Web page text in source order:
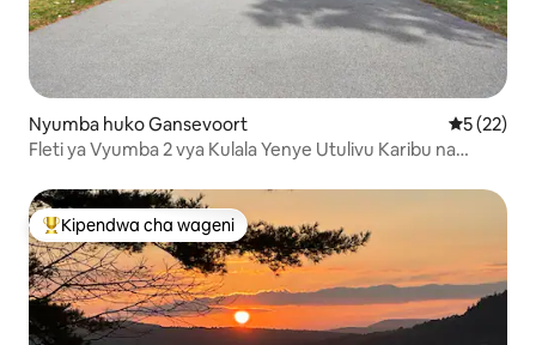
Nyumba huko Gansevoort Ukadiriaji
5 (22)
Fleti ya Vyumba 2 vya Kulala Yenye Utulivu Karibu na
Kipendwa maarufu cha wageni
Kipendwa cha wageni